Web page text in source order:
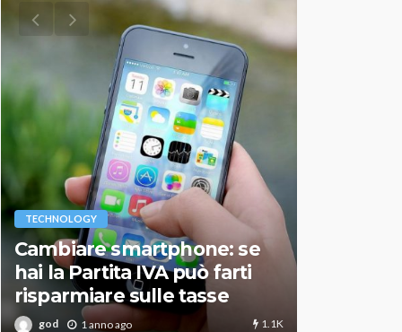
TECHNOLOGY
Cambiare smartphone: se
hai la Partita IVA può farti
risparmiare sulle tasse
god 1 anno ago 1.1K